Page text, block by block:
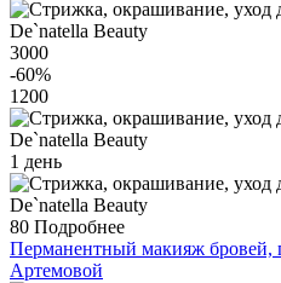
3000
-60%
1200
1 день
80 Подробнее
Перманентный макияж бровей,
Артемовой